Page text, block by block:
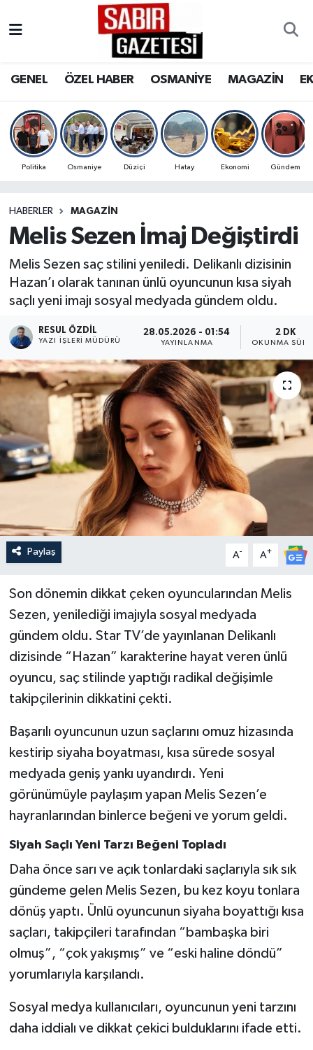
GENEL ÖZEL HABER OSMANİYE MAGAZİN
Politika Osmaniye Düziçi Hatay Ekonomi Gündem
HABERLER MAGAZİN
Melis Sezen İmaj Değiştirdi
Melis Sezen saç stilini yeniledi. Delikanlı dizisinin
Hazan’ı olarak tanınan ünlü oyuncunun kısa siyah
saçlı yeni imajı sosyal medyada gündem oldu.
RESUL ÖZDIL
YAZI İŞLERI MÜDÜRÜ
28.05.2026 - 01:54
YAYINLANMA
2 DK
OKUNMA
Paylaş A- A+
Son dönemin dikkat çeken oyuncularından Melis
Sezen, yenilediği imajıyla sosyal medyada
gündem oldu. Star TV’de yayınlanan Delikanlı
dizisinde “Hazan” karakterine hayat veren ünlü
oyuncu, saç stilinde yaptığı radikal değişimle
takipçilerinin dikkatini çekti.
Başarılı oyuncunun uzun saçlarını omuz hizasında
kestirip siyaha boyatması, kısa sürede sosyal
medyada geniş yankı uyandırdı. Yeni
görünümüyle paylaşım yapan Melis Sezen’e
hayranlarından binlerce beğeni ve yorum geldi.
Siyah Saçlı Yeni Tarzı Beğeni Topladı
Daha önce sarı ve açık tonlardaki saçlarıyla sık sık
gündeme gelen Melis Sezen, bu kez koyu tonlara
dönüş yaptı. Ünlü oyuncunun siyaha boyattığı kısa
saçları, takipçileri tarafından “bambaşka biri
olmuş”, “çok yakışmış” ve “eski haline döndü”
yorumlarıyla karşılandı.
Sosyal medya kullanıcıları, oyuncunun yeni tarzını
daha iddialı ve dikkat çekici bulduklarını ifade etti.
OSMANİYE
MAGAZİN
SPOR
RESMİ İLANLAR
Osmaniye Nöbetçi Eczaneler
Osmaniye Trafik Yoğunluk Haritası
Süper Lig Puan Durumu ve Fikstür
Son Dakika Haberleri
Haber Arşivi